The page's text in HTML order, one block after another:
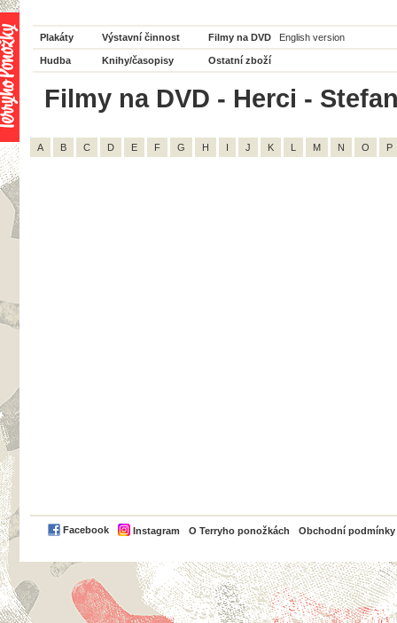
Plakáty Výstavní činnost Filmy na DVD English version
Hudba Knihy/časopisy Ostatní zboží
Filmy na DVD - Herci -
A B C D E F G H I J K L M N O P
Facebook Instagram O Terryho ponožkách Obchodní podmínky
PayPal